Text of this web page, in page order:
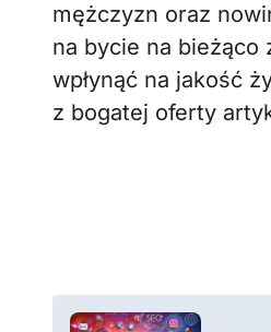
mężczyzn oraz
na bycie na bieżąco
wpłynąć na jakość
z bogatej oferty
N